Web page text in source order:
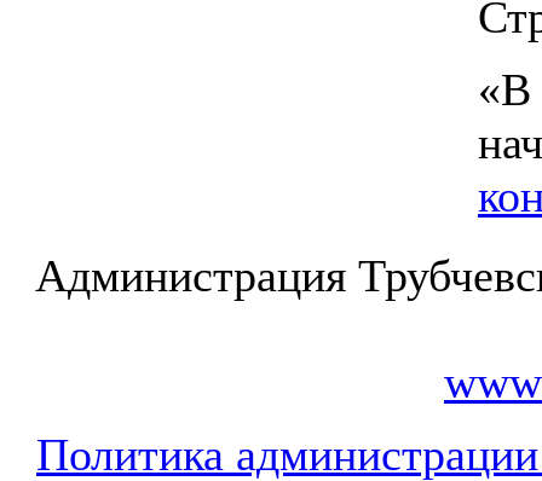
«В
Администрация
Политика